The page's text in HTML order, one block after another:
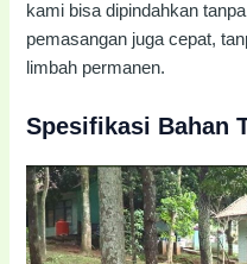
kami bisa dipindahkan
pemasangan juga cepat,
limbah permanen.
Spesifikasi Bahan